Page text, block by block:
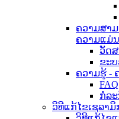
ຄວາມສາ
ຄວາມແມ່
ວັດ
ຂະ
ຄວາມຮູ້ -
ກໍລ
ວິທີແກ້ໄຂເຊລາ